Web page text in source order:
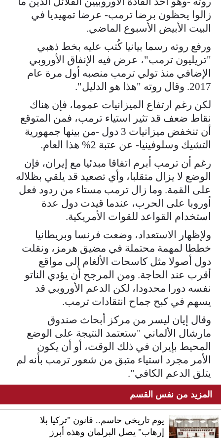
زالوا يحظون برضا ترمب- عرضا تمهيديا في
البيت الأبيض الأسبوع الماضي.
ورفع روته رسما بيانيا كُتب عليه بخط ذهبي
"تريليون ترمب"، عرض فيه الإنفاق الأوروبي
الإضافي منذ تولي ترمب منصبه أول مرة عام
2017. وقال روته "هذا هو الدليل".
لكن رغم ارتفاع الميزانيات عموما، فإن هناك
نقاط ضعف قد تثير استياء ترمب، فمن المتوقع
أن تنخفض ميزانيات 3 دول -من بينها جمهورية
التشيك وسلوفينيا- عن عتبة 2% هذا العام.
رغم أن ترمب أبرم اتفاقا مبدئيا مع إيران، فإن
الوضع لا يزال متقلبا، وأي تصعيد قد يلقي بظلاله
على القمة. وما زال ترمب مستاء من ردود فعل
أوروبا على الحرب، عندما قيدت دول عدة
استخدام القواعد للقوات الأمريكية.
ولإظهار الاستعداد، وضعت فرنسا وبريطانيا
خططا لمهمة محتملة في مضيق هرمز، ونقلت
دول أصولا مثل كاسحات الألغام إلى مواقع
أقرب عند الحاجة. ومن المرجح أن يؤدي الناتو
نفسه دورا محدودا، لكن الدعم الأوروبي قد
يسهم في كبح جماح انتقادات ترمب.
وقال إيان ليسر من مركز أبحاث صندوق
مارشال الألماني "ستعتمد النتيجة على الوضع
المحيط بإيران في ذلك الوقت، أو أن يكون
الأمر مجرد استياء متبق من شعور ترمب بأنه لم
يتلق الدعم الكافي".
المزيد من نفس القسم
يوم تاريخي حاسم.. قانون "تركيا بلا
إرهاب" يصل البرلمان وهذه أبرز